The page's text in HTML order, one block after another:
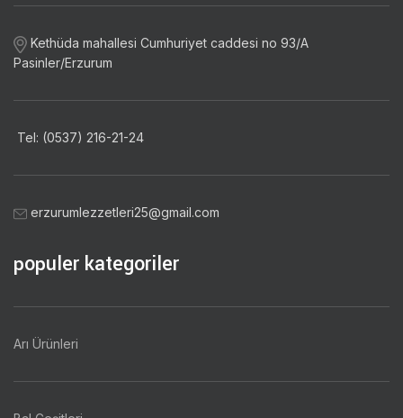
Kethüda mahallesi Cumhuriyet caddesi no 93/A
Pasinler/Erzurum
Tel: (0537) 216-21-24
erzurumlezzetleri25@gmail.com
populer kategoriler
Arı Ürünleri